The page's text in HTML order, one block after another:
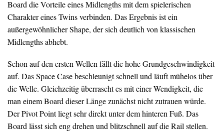
Board die Vorteile eines Midlengths mit dem spielerischen
Charakter eines Twins verbinden. Das Ergebnis ist ein
außergewöhnlicher Shape, der sich deutlich von klassischen
Midlengths abhebt.
Schon auf den ersten Wellen fällt die hohe Grundgeschwindigkeit
auf. Das Space Case beschleunigt schnell und läuft mühelos über
die Welle. Gleichzeitig überrascht es mit einer Wendigkeit, die
man einem Board dieser Länge zunächst nicht zutrauen würde.
Der Pivot Point liegt sehr direkt unter dem hinteren Fuß. Das
Board lässt sich eng drehen und blitzschnell auf die Rail stellen.